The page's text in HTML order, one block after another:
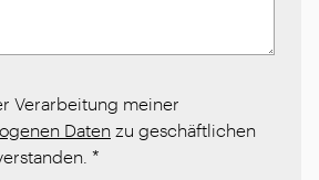
Verarbeitung meiner
Daten zu geschäftlichen
*